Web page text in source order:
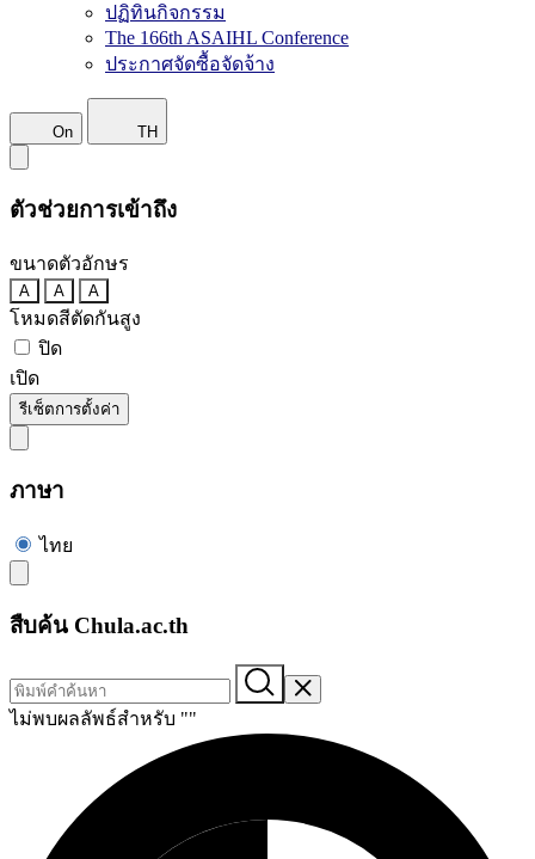
ปฏิทินกิจกรรม
The 166th ASAIHL Conference
ประกาศจัดซื้อจัดจ้าง
On TH
ตัวช่วยการเข้าถึง
ขนาดตัวอักษร
A A A
โหมดสีตัดกันสูง
ปิด
เปิด
รีเซ็ตการตั้งค่า
ภาษา
ไทย
สืบค้น Chula.ac.th
ไม่พบผลลัพธ์สำหรับ ""